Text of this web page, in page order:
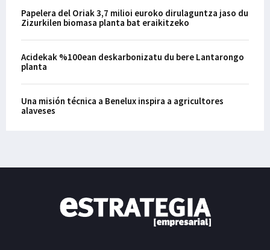
Papelera del Oriak 3,7 milioi euroko dirulaguntza jaso du
Zizurkilen biomasa planta bat eraikitzeko
Acidekak %100ean deskarbonizatu du bere Lantarongo
planta
Una misión técnica a Benelux inspira a agricultores
alaveses